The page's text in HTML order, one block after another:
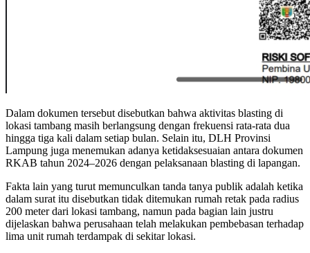
Dalam dokumen tersebut disebutkan bahwa aktivitas blasting di
lokasi tambang masih berlangsung dengan frekuensi rata-rata dua
hingga tiga kali dalam setiap bulan. Selain itu, DLH Provinsi
Lampung juga menemukan adanya ketidaksesuaian antara dokumen
RKAB tahun 2024–2026 dengan pelaksanaan blasting di lapangan.
Fakta lain yang turut memunculkan tanda tanya publik adalah ketika
dalam surat itu disebutkan tidak ditemukan rumah retak pada radius
200 meter dari lokasi tambang, namun pada bagian lain justru
dijelaskan bahwa perusahaan telah melakukan pembebasan terhadap
lima unit rumah terdampak di sekitar lokasi.